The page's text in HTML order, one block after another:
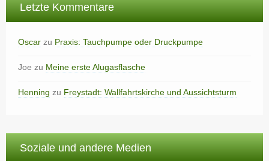
Letzte Kommentare
Oscar zu Praxis: Tauchpumpe oder Druckpumpe
Joe zu Meine erste Alugasflasche
Henning zu Freystadt: Wallfahrtskirche und Aussichtsturm
Soziale und andere Medien